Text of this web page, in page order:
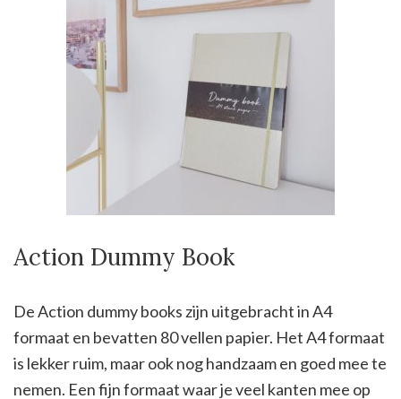
Action Dummy Book
De Action dummy books zijn uitgebracht in A4
formaat en bevatten 80 vellen papier. Het A4 formaat
is lekker ruim, maar ook nog handzaam en goed mee te
nemen. Een fijn formaat waar je veel kanten mee op